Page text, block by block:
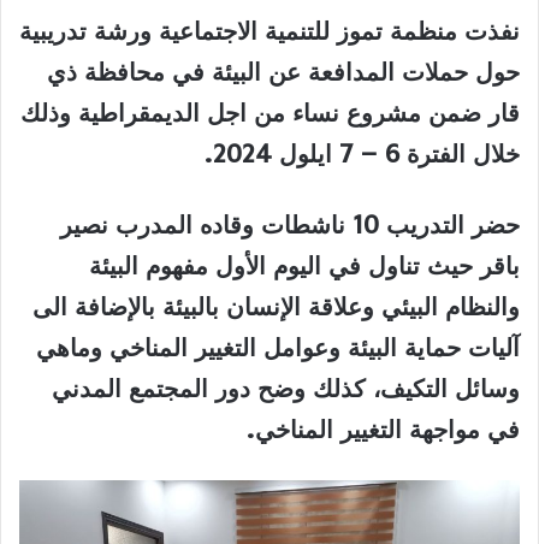
نفذت منظمة تموز للتنمية الاجتماعية ورشة تدريبية
حول حملات المدافعة عن البيئة في محافظة ذي
قار ضمن مشروع نساء من اجل الديمقراطية وذلك
خلال الفترة6
–
7 ايلول 2024.
حضر التدريب 10 ناشطات وقاده المدرب نصير
باقر حيث تناول في اليوم الأول مفهوم البيئة
والنظام البيئي وعلاقة الإنسان بالبيئة بالإضافة الى
آليات حماية البيئة وعوامل التغيير المناخي وماهي
وسائل التكيف، كذلك وضح دور المجتمع المدني
في مواجهة التغيير المناخي.